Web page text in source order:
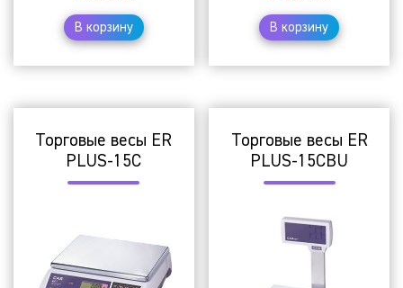
В корзину В корзину
Торговые весы ER
PLUS-15C
Торговые весы ER
PLUS-15CBU